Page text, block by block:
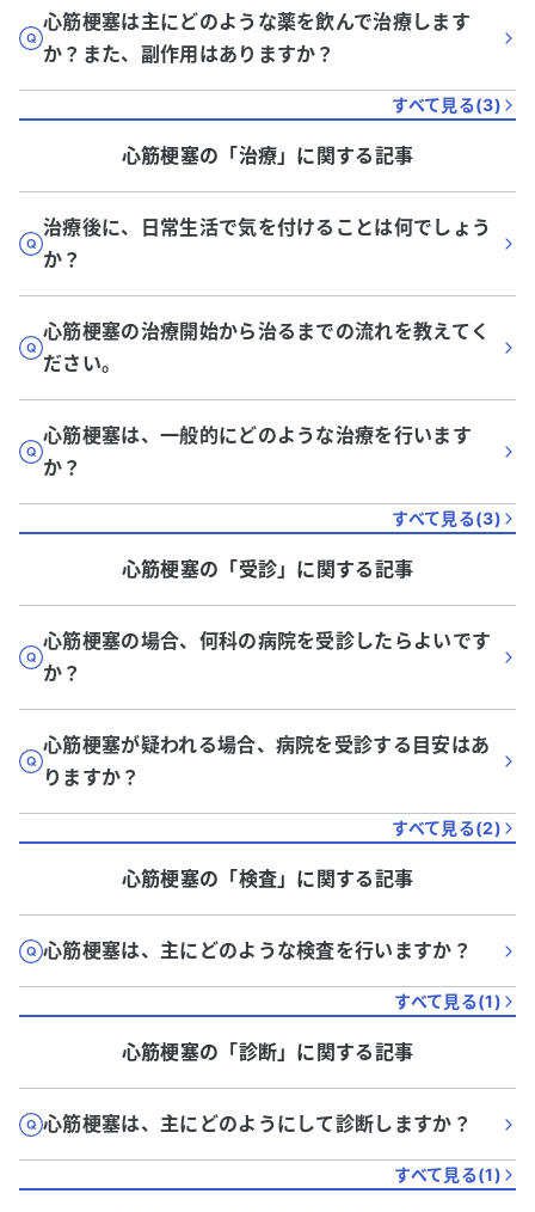
心筋梗塞は主にどのような薬を飲んで治療します
か？また、副作用はありますか？
すべて見る(3)
心筋梗塞の「治療」に関する記事
治療後に、日常生活で気を付けることは何でしょう
か？
心筋梗塞の治療開始から治るまでの流れを教えてく
ださい。
心筋梗塞は、一般的にどのような治療を行います
か？
すべて見る(3)
心筋梗塞の「受診」に関する記事
心筋梗塞の場合、何科の病院を受診したらよいです
か？
心筋梗塞が疑われる場合、病院を受診する目安はあ
りますか？
すべて見る(2)
心筋梗塞の「検査」に関する記事
心筋梗塞は、主にどのような検査を行いますか？
すべて見る(1)
心筋梗塞の「診断」に関する記事
心筋梗塞は、主にどのようにして診断しますか？
すべて見る(1)